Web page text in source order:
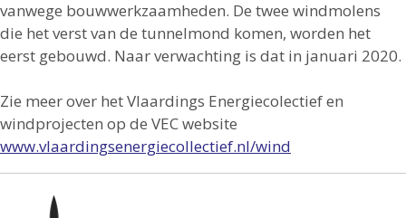
vanwege bouwwerkzaamheden. De twee windmolens
die het verst van de tunnelmond komen, worden het
eerst gebouwd. Naar verwachting is dat in januari 2020.
Zie meer over het Vlaardings Energiecolectief en
windprojecten op de VEC website
www.vlaardingsenergiecollectief.nl/wind